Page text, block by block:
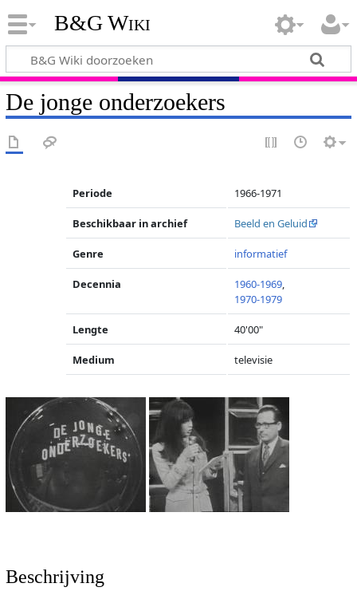
B&G Wiki
De jonge onderzoekers
Periode 1966-1971
Beschikbaar in archief Beeld en Geluid
Genre informatief
Decennia 1960-1969,
1970-1979
Lengte 40'00"
Medium televisie
Beschrijving